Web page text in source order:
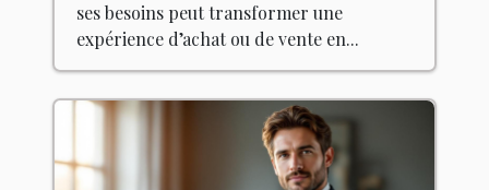
ses besoins peut transformer une
expérience d’achat ou de vente en...